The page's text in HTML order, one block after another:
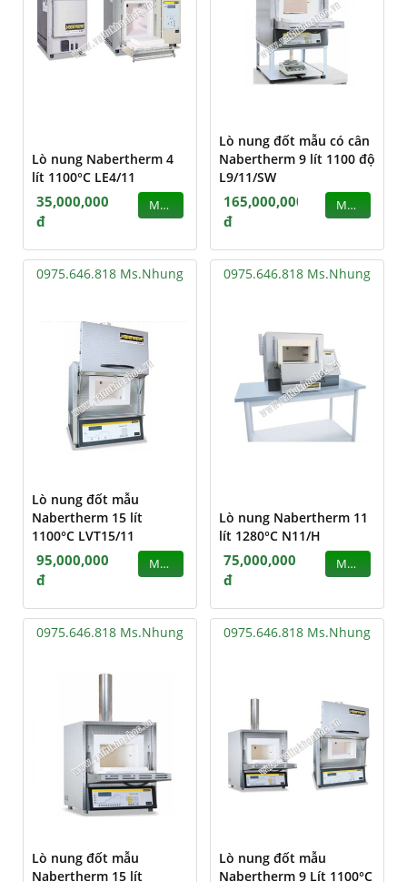
Lò nung Nabertherm 4
lít 1100°C LE4/11
35,000,000
đ
MUA
Lò nung đốt mẫu có cân
Nabertherm 9 lít 1100 độ
L9/11/SW
165,000,000
đ
MUA
0975.646.818 Ms.Nhung
Lò nung đốt mẫu
Nabertherm 15 lít
1100°C LVT15/11
95,000,000
đ
MUA
0975.646.818 Ms.Nhung
Lò nung Nabertherm 11
lít 1280°C N11/H
75,000,000
đ
MUA
0975.646.818 Ms.Nhung
Lò nung đốt mẫu
Nabertherm 15 lít
0975.646.818 Ms.Nhung
Lò nung đốt mẫu
Nabertherm 9 Lít 1100°C